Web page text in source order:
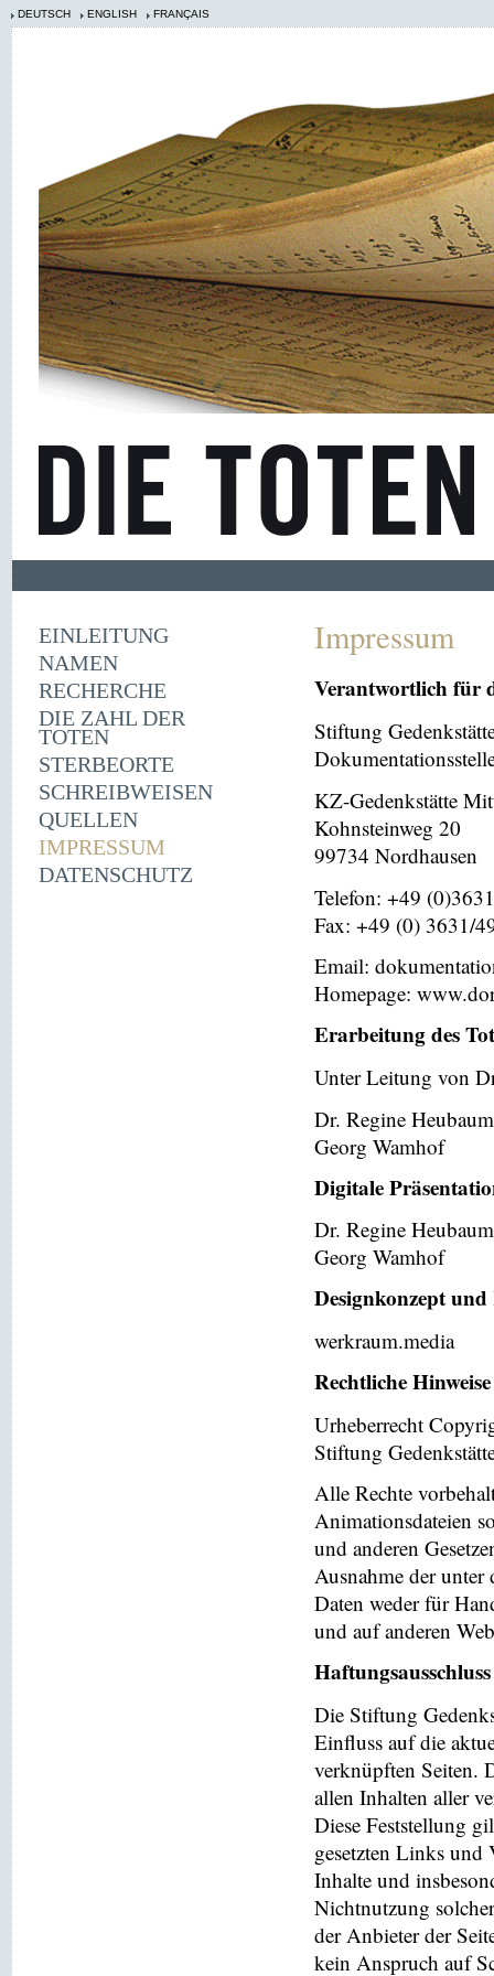
DEUTSCH ENGLISH FRANÇAIS
EINLEITUNG
NAMEN
RECHERCHE
DIE ZAHL DER
TOTEN
STERBEORTE
SCHREIBWEISEN
QUELLEN
IMPRESSUM
DATENSCHUTZ
Impressum
Verantwortlich für
Stiftung
KZ-Gedenkstätte
Kohnsteinweg 20
99734 Nordhausen
Telefon: +49
Fax: +49 (0) 3631/
Email:
Homepage:
Erarbeitung des
Unter Leitung von
Dr. Regine Heubaum
Georg Wamhof
Digitale
Dr. Regine Heubaum
Georg Wamhof
Designkonzept
werkraum.media
Rechtliche Hinweise
Urheberrecht
Stiftung
Alle Rechte
Animationsdateien
und anderen
Ausnahme der
Daten weder für
und auf anderen
Haftungsausschluss
Die Stiftung
Einfluss auf die
verknüpften Seiten.
allen Inhalten aller
Diese Feststellung
gesetzten Links und
Inhalte und
Nichtnutzung
der Anbieter der
kein Anspruch auf